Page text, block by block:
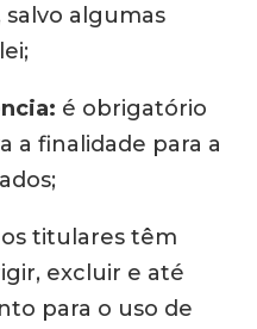
salvo algumas
é obrigatório
a finalidade para a
os titulares têm
excluir e até
para o uso de